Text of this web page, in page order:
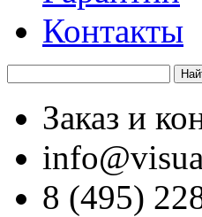
Контакты
Заказ и
8 (495)